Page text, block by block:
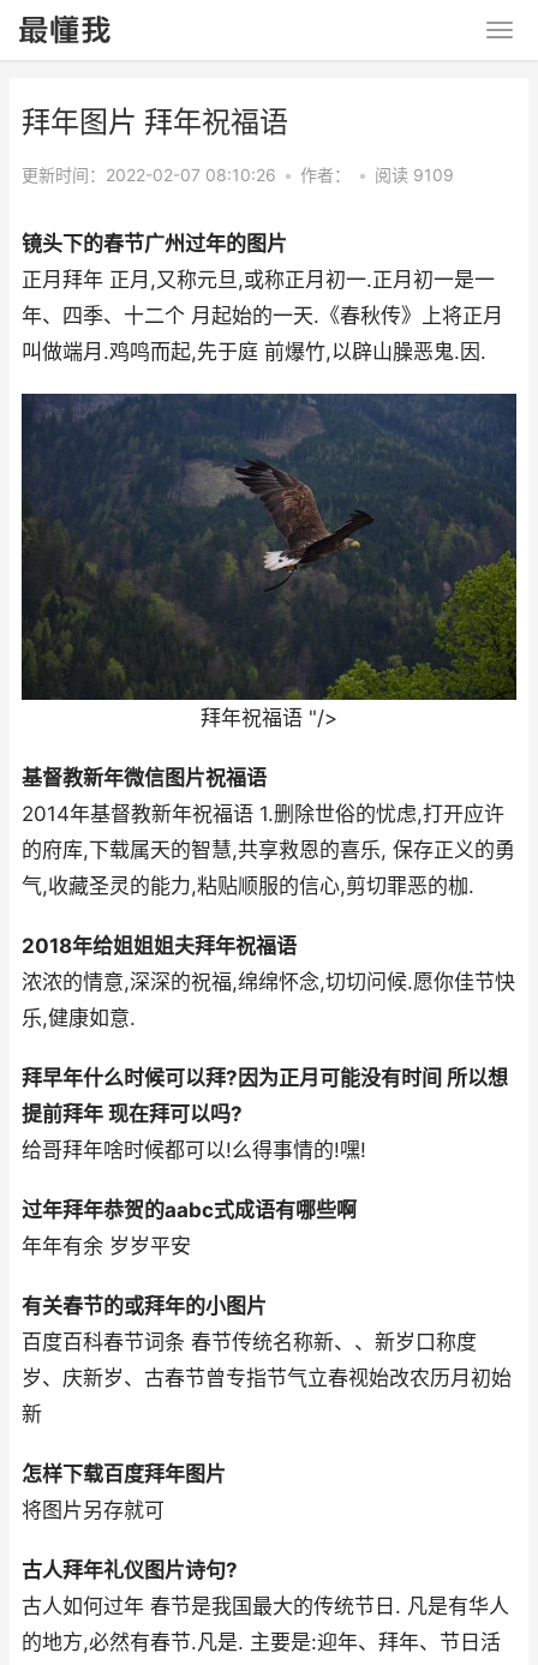
拜年图片 拜年祝福语
更新时间：2022-02-07 08:10:26 • 作者： • 阅读 9109
镜头下的春节广州过年的图片
正月拜年 正月,又称元旦,或称正月初一.正月初一是一
年、四季、十二个 月起始的一天.《春秋传》上将正月
叫做端月.鸡鸣而起,先于庭 前爆竹,以辟山臊恶鬼.因.
拜年祝福语 "/>
基督教新年微信图片祝福语
2014年基督教新年祝福语 1.删除世俗的忧虑,打开应许
的府库,下载属天的智慧,共享救恩的喜乐, 保存正义的勇
气,收藏圣灵的能力,粘贴顺服的信心,剪切罪恶的枷.
2018年给姐姐姐夫拜年祝福语
浓浓的情意,深深的祝福,绵绵怀念,切切问候.愿你佳节快
乐,健康如意.
拜早年什么时候可以拜?因为正月可能没有时间 所以想
提前拜年 现在拜可以吗?
给哥拜年啥时候都可以!么得事情的!嘿!
过年拜年恭贺的aabc式成语有哪些啊
年年有余 岁岁平安
有关春节的或拜年的小图片
百度百科春节词条 春节传统名称新、、新岁口称度
岁、庆新岁、古春节曾专指节气立春视始改农历月初始
新
怎样下载百度拜年图片
将图片另存就可
古人拜年礼仪图片诗句?
古人如何过年 春节是我国最大的传统节日. 凡是有华人
的地方,必然有春节.凡是. 主要是:迎年、拜年、节日活